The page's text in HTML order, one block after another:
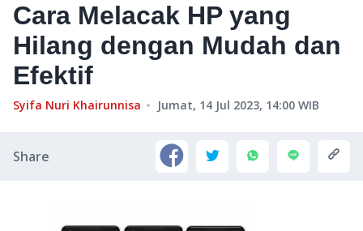
Cara Melacak HP yang
Hilang dengan Mudah dan
Efektif
Syifa Nuri Khairunnisa Jumat, 14 Jul 2023, 14:00 WIB
Share